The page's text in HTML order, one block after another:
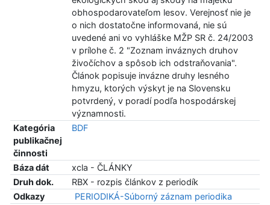
obhospodarovateľom lesov. Verejnosť nie je
o nich dostatočne informovaná, nie sú
uvedené ani vo vyhláške MŽP SR č. 24/2003
v prílohe č. 2 "Zoznam inváznych druhov
živočíchov a spôsob ich odstraňovania".
Článok popisuje invázne druhy lesného
hmyzu, ktorých výskyt je na Slovensku
potvrdený, v poradí podľa hospodárskej
významnosti.
Kategória
publikačnej
činnosti
BDF
Báza dát
xcla - ČLÁNKY
Druh dok.
RBX - rozpis článkov z periodík
Odkazy
PERIODIKÁ-Súborný záznam periodika